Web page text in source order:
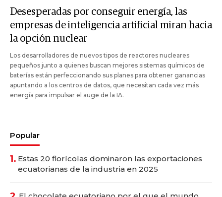
Desesperadas por conseguir energía, las
empresas de inteligencia artificial miran hacia
la opción nuclear
Los desarrolladores de nuevos tipos de reactores nucleares
pequeños junto a quienes buscan mejores sistemas químicos de
baterías están perfeccionando sus planes para obtener ganancias
apuntando a los centros de datos, que necesitan cada vez más
energía para impulsar el auge de la IA.
Popular
1. Estas 20 florícolas dominaron las exportaciones
ecuatorianas de la industria en 2025